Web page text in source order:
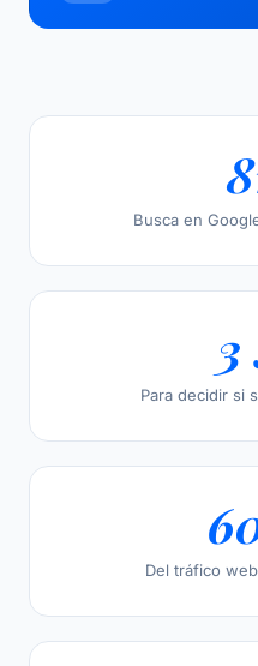
Busca en
3
Para decidir si
Del tráfico